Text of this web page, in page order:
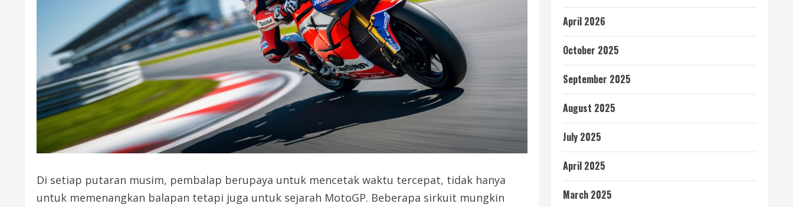
Di setiap putaran musim, pembalap berupaya untuk mencetak waktu tercepat, tidak hanya
untuk memenangkan balapan tetapi juga untuk sejarah MotoGP. Beberapa sirkuit mungkin
April 2026
October 2025
September 2025
August 2025
July 2025
April 2025
March 2025